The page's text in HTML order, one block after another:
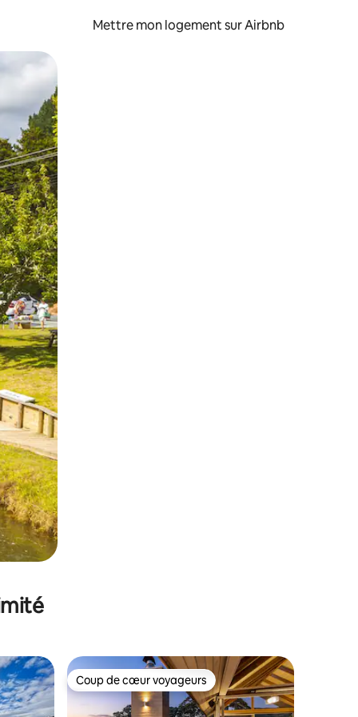
Mettre mon logement sur Airbnb
glisser.
appréciés Coup de cœur voyageurs
Coup de cœur voyageurs